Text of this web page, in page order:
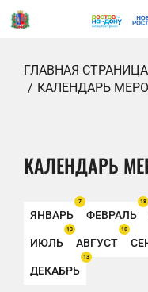
ГЛАВНАЯ СТРАНИЦА
КАЛЕНДАРЬ
КАЛЕНДАРЬ
ЯНВАРЬ
7
ФЕВРАЛЬ
18
ИЮЛЬ
13
АВГУСТ
10
ДЕКАБРЬ
13